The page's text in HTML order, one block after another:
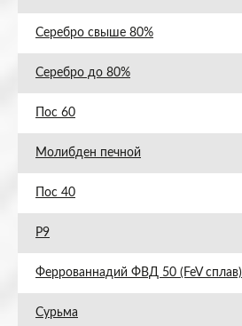
Серебро свыше 80%
Серебро до 80%
Пос 60
Молибден печной
Пос 40
Р9
Феррованнадий ФВД 50 (FeV сплав)
Сурьма